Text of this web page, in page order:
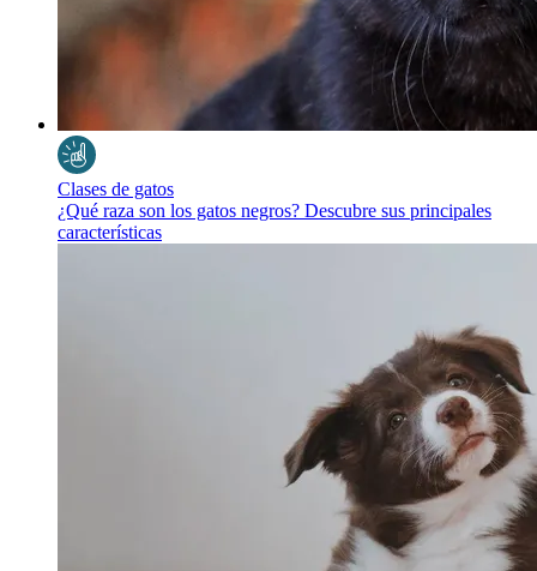
Clases de gatos
¿Qué raza son los gatos negros? Descubre sus principales
características